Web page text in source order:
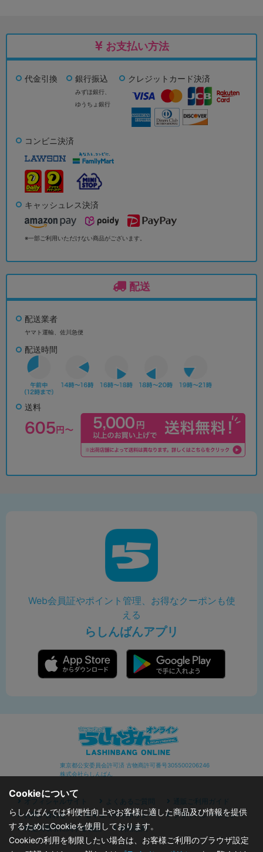
お支払い方法
代金引換 銀行振込
みずほ銀行、
ゆうちょ銀行
クレジットカード決済
コンビニ決済
キャッシュレス決済
※一部ご利用いただけない商品がございます。
配送
配送業者
ヤマト運輸、佐川急便
配送時間
送料
Web会員証やポイント管理、お得なクーポンも使
える
らしんばんアプリ
東京都公安委員会許可済 古物商許可番号305500206246
株式会社らしんばん
オフィシャルサイト よくあるご質問
通販ご利用ガイド
お問い合わせ
セキュリティポリシー
プライバシーポリシー
特定商取引に関する表記
利用規約
Cookieについて
らしんばんでは利便性向上やお客様に適した商品及び情報を提供
するためにCookieを使用しております。
Cookieの利用を制限したい場合は、お客様ご利用のブラウザ設定